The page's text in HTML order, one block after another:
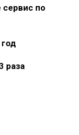
по
раза